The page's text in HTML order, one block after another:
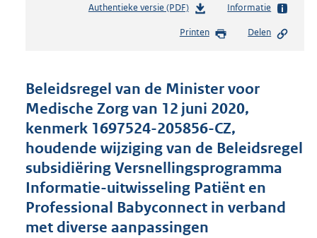
Authentieke versie (PDF)b
s
d
s
g
o
o
t
e
:
Informatie
Printen Delen
Beleidsregel van de Minister voor
Medische Zorg van 12 juni 2020,
kenmerk 1697524-205856-CZ,
houdende wijziging van de Beleidsregel
subsidiëring Versnellingsprogramma
Informatie-uitwisseling Patiënt en
Professional Babyconnect in verband
met diverse aanpassingen